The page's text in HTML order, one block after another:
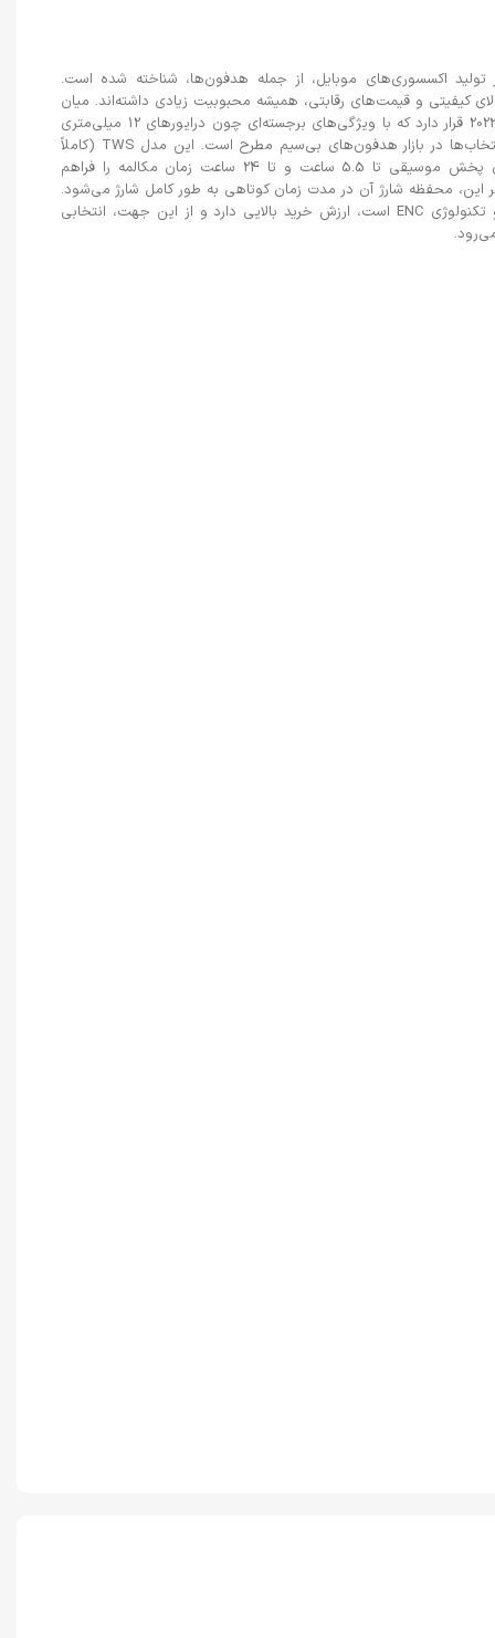
اکسسوری‌های موبایل، از جمله هدفون‌ها، شناخته شده است.
کیفیتی و قیمت‌های رقابتی، همیشه محبوبیت زیادی داشته‌اند. میان
محصولات پرفروش آنها، هدفون بلوتوث X1 مدل 2023 قرار دارد که با ویژگی‌های برجسته‌ای چون درایورهای 12 میلی‌متری
و برد تقریبی 10 متری، به عنوان یکی از بهترین انتخاب‌ها در بازار هدفون‌های بی‌سیم مطرح است. این مدل TWS (کاملاً
بی‌سیم) با قابلیت شارژدهی استثنایی خود، امکان پخش موسیقی تا 5.5 ساعت و تا 24 ساعت زمان مکالمه را فراهم
محفظه شارژ آن در مدت زمان کوتاهی به طور کامل شارژ می‌شود.
این هدفون، که مجهز به استاندارد ضد آب IPX4 و تکنولوژی ENC است، ارزش خرید بالایی دارد و از این جهت، انتخابی